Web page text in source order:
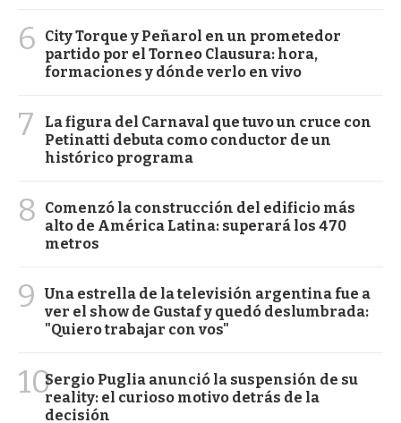
6
City Torque y Peñarol en un prometedor
partido por el Torneo Clausura: hora,
formaciones y dónde verlo en vivo
7
La figura del Carnaval que tuvo un cruce con
Petinatti debuta como conductor de un
histórico programa
8
Comenzó la construcción del edificio más
alto de América Latina: superará los 470
metros
9
Una estrella de la televisión argentina fue a
ver el show de Gustaf y quedó deslumbrada:
"Quiero trabajar con vos"
10Sergio Puglia anunció la suspensión de su
reality: el curioso motivo detrás de la
decisión